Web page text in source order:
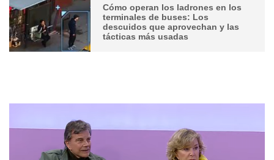
Cómo operan los ladrones en los
terminales de buses: Los
descuidos que aprovechan y las
tácticas más usadas